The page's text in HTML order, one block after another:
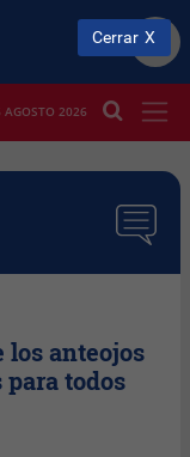
AGOSTO 2026
los anteojos
para todos
Cerrar